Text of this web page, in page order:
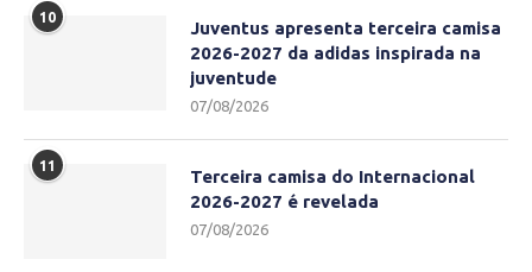
10
Juventus apresenta terceira camisa
2026-2027 da adidas inspirada na
juventude
07/08/2026
11
Terceira camisa do Internacional
2026-2027 é revelada
07/08/2026